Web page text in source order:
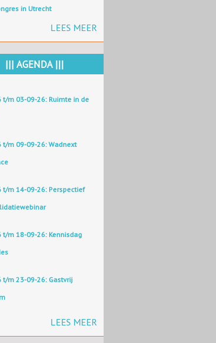
in Utrecht
LEES MEER
||| AGENDA |||
t/m 03-09-26: Ruimte in de
t/m 09-09-26: Wadnext
t/m 14-09-26: Perspectief
t/m 18-09-26: Kennisdag
t/m 23-09-26: Gastvrij
LEES MEER